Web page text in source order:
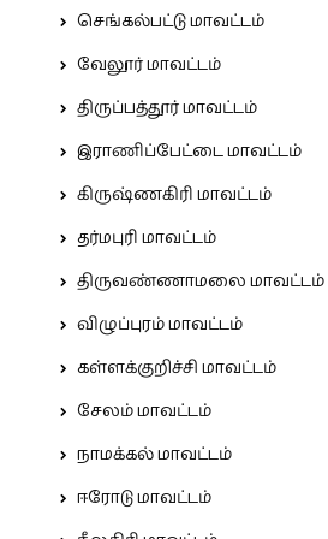
செங்கல்பட்டு மாவட்டம்
வேலூர் மாவட்டம்
திருப்பத்தூர் மாவட்டம்
இராணிப்பேட்டை மாவட்டம்
கிருஷ்ணகிரி மாவட்டம்
தர்மபுரி மாவட்டம்
திருவண்ணாமலை மாவட்டம்
விழுப்புரம் மாவட்டம்
கள்ளக்குறிச்சி மாவட்டம்
சேலம் மாவட்டம்
நாமக்கல் மாவட்டம்
ஈரோடு மாவட்டம்